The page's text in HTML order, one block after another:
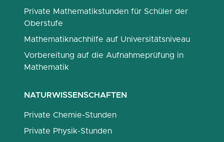
Private Mathematikstunden für Schüler der
Oberstufe
Mathematiknachhilfe auf Universitätsniveau
Vorbereitung auf die Aufnahmeprüfung in
Mathematik
NATURWISSENSCHAFTEN
Private Chemie-Stunden
Private Physik-Stunden